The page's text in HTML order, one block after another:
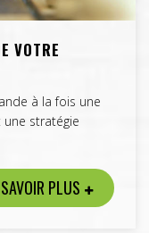
VOTRE
à la fois une
stratégie
PLUS